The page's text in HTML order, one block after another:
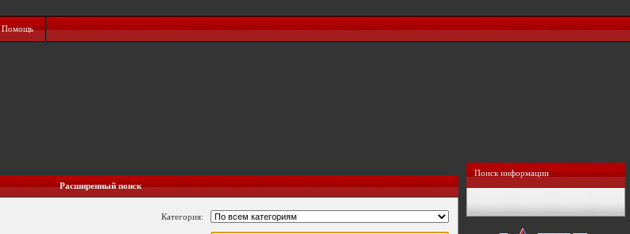
Помощь
Расширенный поиск
Категория:
Поиск информации